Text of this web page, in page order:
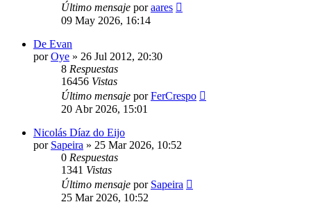
Último mensaje poraares
09 May 2026, 16:14
De Evan
porOye » 26 Jul 2012, 20:30
8 Respuestas
16456 Vistas
Último mensaje porFerCrespo
20 Abr 2026, 15:01
Nicolás Díaz do Eijo
por Sapeira » 25 Mar 2026, 10:52
0 Respuestas
1341 Vistas
Último mensaje por Sapeira
25 Mar 2026, 10:52